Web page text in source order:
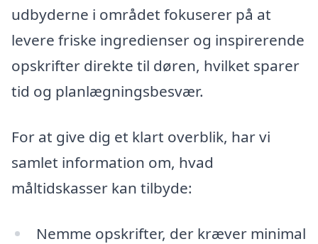
udbyderne i området fokuserer på at
levere friske ingredienser og inspirerende
opskrifter direkte til døren, hvilket sparer
tid og planlægningsbesvær.
For at give dig et klart overblik, har vi
samlet information om, hvad
måltidskasser kan tilbyde:
Nemme opskrifter, der kræver minimal